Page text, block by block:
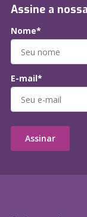
Assine a
Nome*
E-mail*
Assinar